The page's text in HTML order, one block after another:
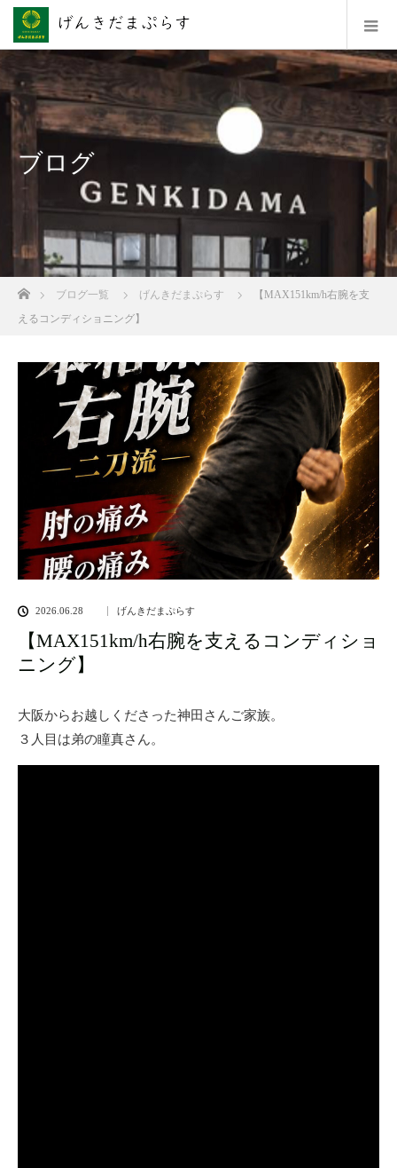
ブログ
ホームブログ一覧 げんきだまぷらす
【MAX151km/h右腕を支
えるコンディショニング】
2026.06.28 げんきだまぷらす
【MAX151km/h右腕を支えるコンディショ
ニング】
大阪からお越しくださった神田さんご家族。
３人目は弟の瞳真さん。